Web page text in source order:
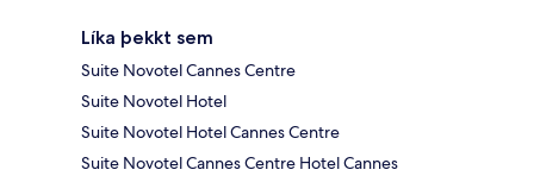
Líka þekkt sem
Suite Novotel Cannes Centre
Suite Novotel Hotel
Suite Novotel Hotel Cannes Centre
Suite Novotel Cannes Centre Hotel Cannes